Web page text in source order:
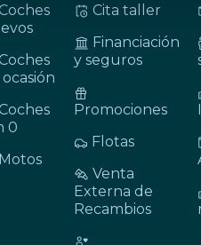
Coches
Coches
Coches
0
Motos
Cita taller
Financiación
y seguros
Promociones
Flotas
Venta
Externa de
Recambios